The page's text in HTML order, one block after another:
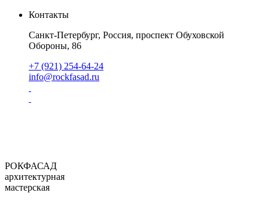
Контакты
Санкт-Петербург, Россия, проспект Обуховской
Обороны, 86
+7 (921) 254-64-24
info@rockfasad.ru
РОКФАСАД
архитектурная
мастерская